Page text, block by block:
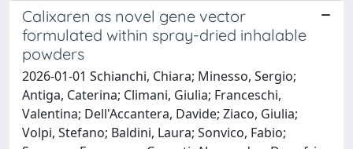
Calixaren as novel gene vector
formulated within spray-dried inhalable
powders
2026-01-01 Schianchi, Chiara; Minesso, Sergio;
Antiga, Caterina; Climani, Giulia; Franceschi,
Valentina; Dell'Accantera, Davide; Ziaco, Giulia;
Volpi, Stefano; Baldini, Laura; Sonvico, Fabio;